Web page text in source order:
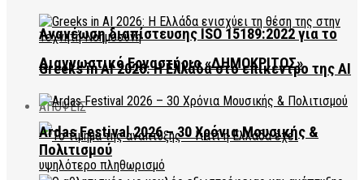
Ανανέωση διαπίστευσης ISO 15189:2022 για το
Διαγνωστικό Εργαστήριο «ΔΗΜΟΚΡΙΤΟΣ»
ΑΠΟΨΕΙΣ
Greeks in AI 2026: Η Ελλάδα στο επίκεντρο της AI
Ardas Festival 2026 – 30 Χρόνια Μουσικής &
Πολιτισμού